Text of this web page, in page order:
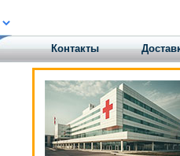
Контакты